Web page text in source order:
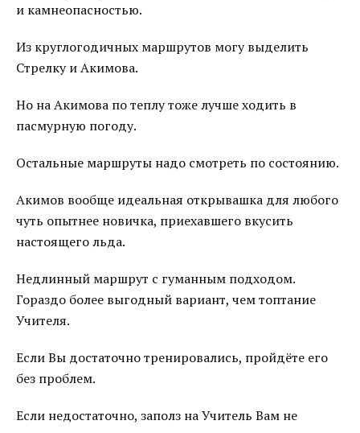
и камнеопасностью.
Из круглогодичных маршрутов могу выделить
Стрелку и Акимова.
Но на Акимова по теплу тоже лучше ходить в
пасмурную погоду.
Остальные маршруты надо смотреть по состоянию.
Акимов вообще идеальная открывашка для любого
чуть опытнее новичка, приехавшего вкусить
настоящего льда.
Недлинный маршрут с гуманным подходом.
Гораздо более выгодный вариант, чем топтание
Учителя.
Если Вы достаточно тренировались, пройдёте его
без проблем.
Если недостаточно, заполз на Учитель Вам не